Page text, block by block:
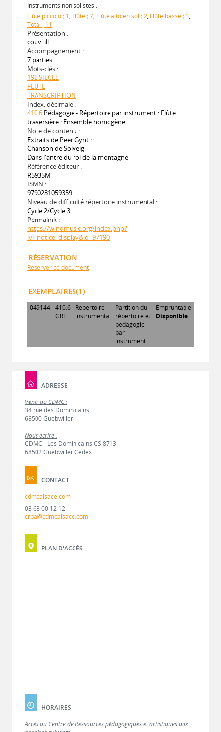
Instruments non solistes :
Flûte piccolo ; 1, Flûte ; 7, Flûte alto en sol ; 2, Flûte basse ; 1,
Total ; 11
Présentation :
couv. ill.
Accompagnement :
7 parties
Mots-clés :
19E SIECLE
FLUTE
TRANSCRIPTION
Index. décimale :
410.6 Pédagogie - Répertoire par instrument : Flûte
traversière : Ensemble homogène
Note de contenu :
Extraits de Peer Gynt :
Chanson de Solveig
Dans l'antre du roi de la montagne
Référence éditeur :
R5935M
ISMN :
9790231059359
Niveau de difficulté répertoire instrumental :
Cycle 2/Cycle 3
Permalink :
https://windmusic.org/index.php?
lvl=notice_display&id=97190
RÉSERVATION
Réserver ce document
EXEMPLAIRES(1)
049144 410.6
GRI
Répertoire
instrumental
Partition du
répertoire et
pédagogie
par
instrument
Empruntable
Disponible
ADRESSE
Venir au CDMC :
34 rue des Dominicains
68500 Guebwiller
Nous écrire :
CDMC - Les Dominicains CS 8713
68502 Guebwiller Cedex
CONTACT
cdmcalsace.com
03 68 00 12 12
crpa@cdmcalsace.com
PLAN D'ACCÈS
HORAIRES
Accès au Centre de Ressources pédagogiques et artistiques aux